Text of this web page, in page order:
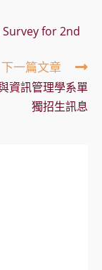
Survey for 2nd
下一篇文章
資訊管理學系單
獨招生訊息